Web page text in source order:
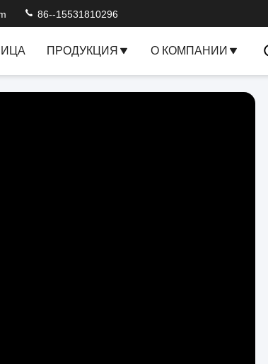
86--15531810296
ПРОДУКЦИЯ О КОМПАНИИ